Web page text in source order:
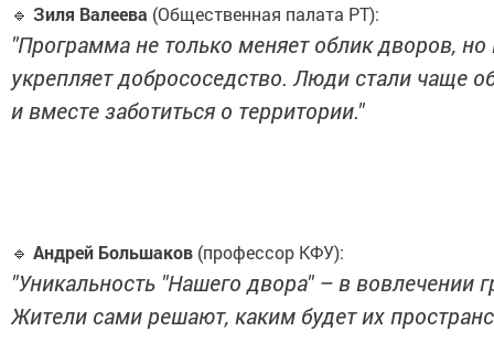
🔹 Зиля Валеева (Общественная палата РТ):
"Программа не только меняет облик дворов, но
укрепляет добрососедство. Люди стали чаще
и вместе заботиться о территории."
🔹 Андрей Большаков (профессор КФУ):
"Уникальность "Нашего двора" – в вовлечении
Жители сами решают, каким будет их